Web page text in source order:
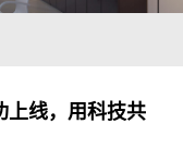
上线，用科技共